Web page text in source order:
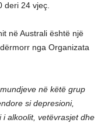
24 vjeç.
në Australi është një
nga Organizata
në këtë grup
si depresioni,
alkoolit, vetëvrasjet dhe